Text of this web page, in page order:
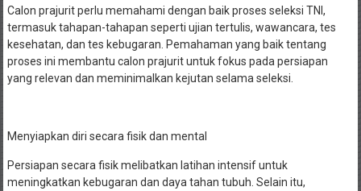
Calon prajurit perlu memahami dengan baik proses seleksi TNI,
termasuk tahapan-tahapan seperti ujian tertulis, wawancara, tes
kesehatan, dan tes kebugaran. Pemahaman yang baik tentang
proses ini membantu calon prajurit untuk fokus pada persiapan
yang relevan dan meminimalkan kejutan selama seleksi.
Menyiapkan diri secara fisik dan mental
Persiapan secara fisik melibatkan latihan intensif untuk
meningkatkan kebugaran dan daya tahan tubuh. Selain itu,